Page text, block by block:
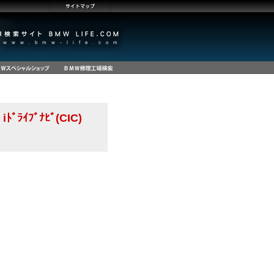
ﾞﾗｲﾌﾞﾅﾋﾞ(CIC)